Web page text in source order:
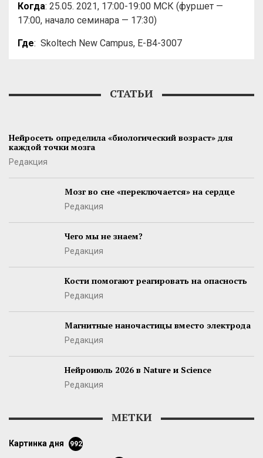
Когда: 25.05. 2021, 17:00-19:00 МСК (фуршет —
17:00, начало семинара — 17:30)
Где: Skoltech New Campus, E-B4-3007
СТАТЬИ
Нейросеть определила «биологический возраст» для
каждой точки мозга
Редакция
Мозг во сне «переключается» на сердце
Редакция
Чего мы не знаем?
Редакция
Кости помогают реагировать на опасность
Редакция
Магнитные наночастицы вместо электрода
Редакция
Нейроиюль 2026 в Nature и Science
Редакция
МЕТКИ
картинка дня 992